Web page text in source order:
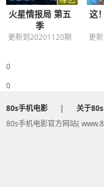
火星情报局 第五
季
更新到20201120期
这
更
0
0
80s手机电影 | 关于80s
80s手机电影官方网站(